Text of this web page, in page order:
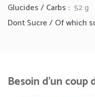
Glucides / Carbs : 52 g
Dont Sucre / Of which
Besoin d'un coup